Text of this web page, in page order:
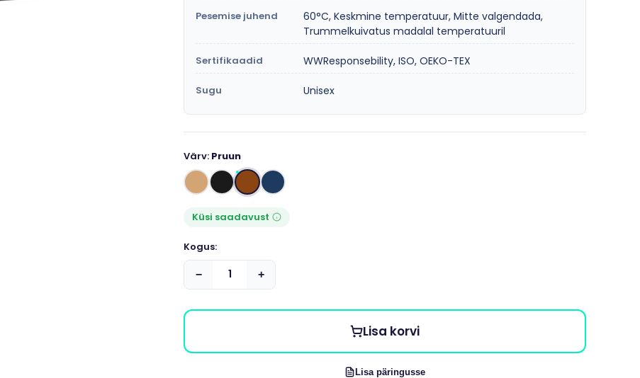
Pesemise juhend
60°C, Keskmine temperatuur, Mitte valgendada,
Trummelkuivatus madalal temperatuuril
Sertifikaadid WWResponsebility, ISO, OEKO-TEX
Sugu Unisex
Värv: Pruun
Küsi saadavust
Kogus:
− +
Lisa korvi
Lisa päringusse